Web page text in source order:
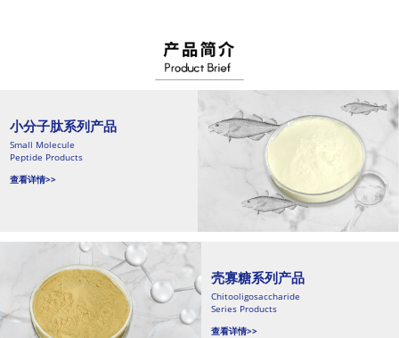
小分子肽系列产品
Small Molecule
Peptide Products
查看详情>>
壳寡糖系列产品
Chitooligosaccharide
Series Products
查看详情>>